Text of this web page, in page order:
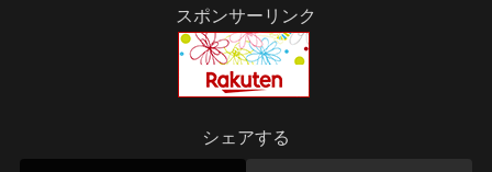
スポンサーリンク
シェアする